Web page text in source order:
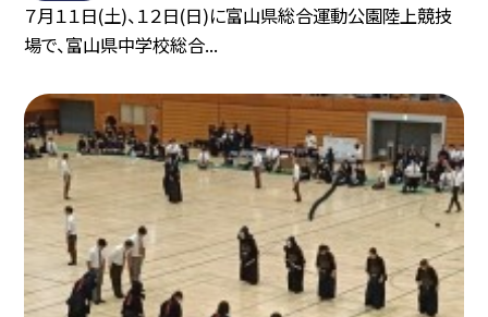
７月１１日(土)、１２日(日)に富山県総合運動公園陸上競技
場で、富山県中学校総合...